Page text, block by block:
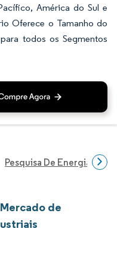
América do Sul e
Oferece o Tamanho do
todos os Segmentos
Pesquisa De Energia E
de